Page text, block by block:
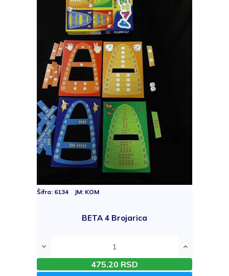
Šifra: 6134 JM: KOM
BETA 4 Brojarica
475.20 RSD